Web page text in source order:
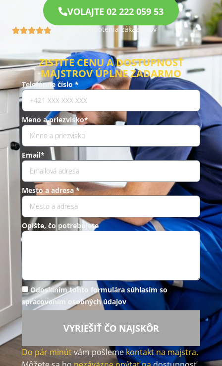
VOLAJTE 02 222 059 53
Hodnotenia zákazníkov
ZISTITE CENU A DOSTUPNOSŤ
MAJSTROV ÚPLNE ZADARMO
Telefónne číslo *
Meno a priezvisko*
Email*
Mesto a adresa *
Opíšte, čo potrebujete
Odoslaním tohto formulára súhlasím so
spracovaním osobných údajov
VYRIEŠIŤ ČO NAJSKÔR
Do pár minútvám pošlemekontakt na majstra.